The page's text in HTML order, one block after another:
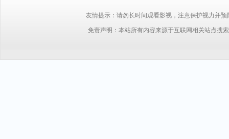
友情提示：请勿长时间观看影视，注意保护视力并
免责声明：本站所有内容来源于互联网相关站点搜